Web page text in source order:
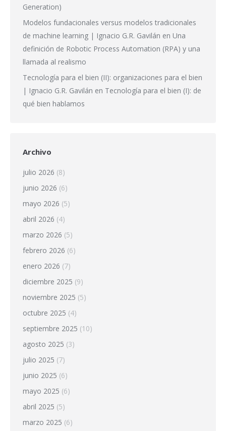
Generation)
Modelos fundacionales versus modelos tradicionales
de machine learning | Ignacio G.R. Gavilán en Una
definición de Robotic Process Automation (RPA) y una
llamada al realismo
Tecnología para el bien (II): organizaciones para el bien
| Ignacio G.R. Gavilán en Tecnología para el bien (I): de
qué bien hablamos
Archivo
julio 2026 (8)
junio 2026 (6)
mayo 2026 (5)
abril 2026 (4)
marzo 2026 (5)
febrero 2026 (6)
enero 2026 (7)
diciembre 2025 (9)
noviembre 2025 (5)
octubre 2025 (4)
septiembre 2025 (10)
agosto 2025 (3)
julio 2025 (7)
junio 2025 (6)
mayo 2025 (6)
abril 2025 (5)
marzo 2025 (6)